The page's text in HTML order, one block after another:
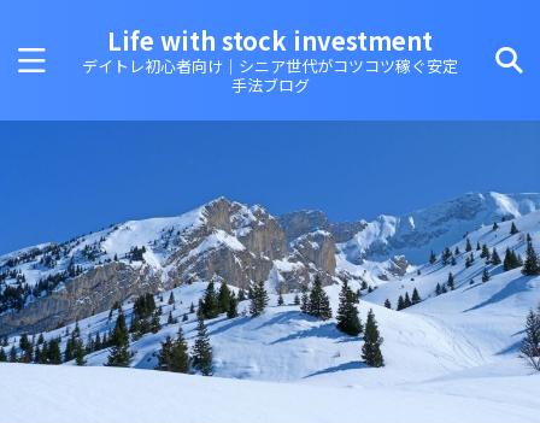
Life with stock investment
デイトレ初心者向け｜シニア世代がコツコツ稼ぐ安定
手法ブログ